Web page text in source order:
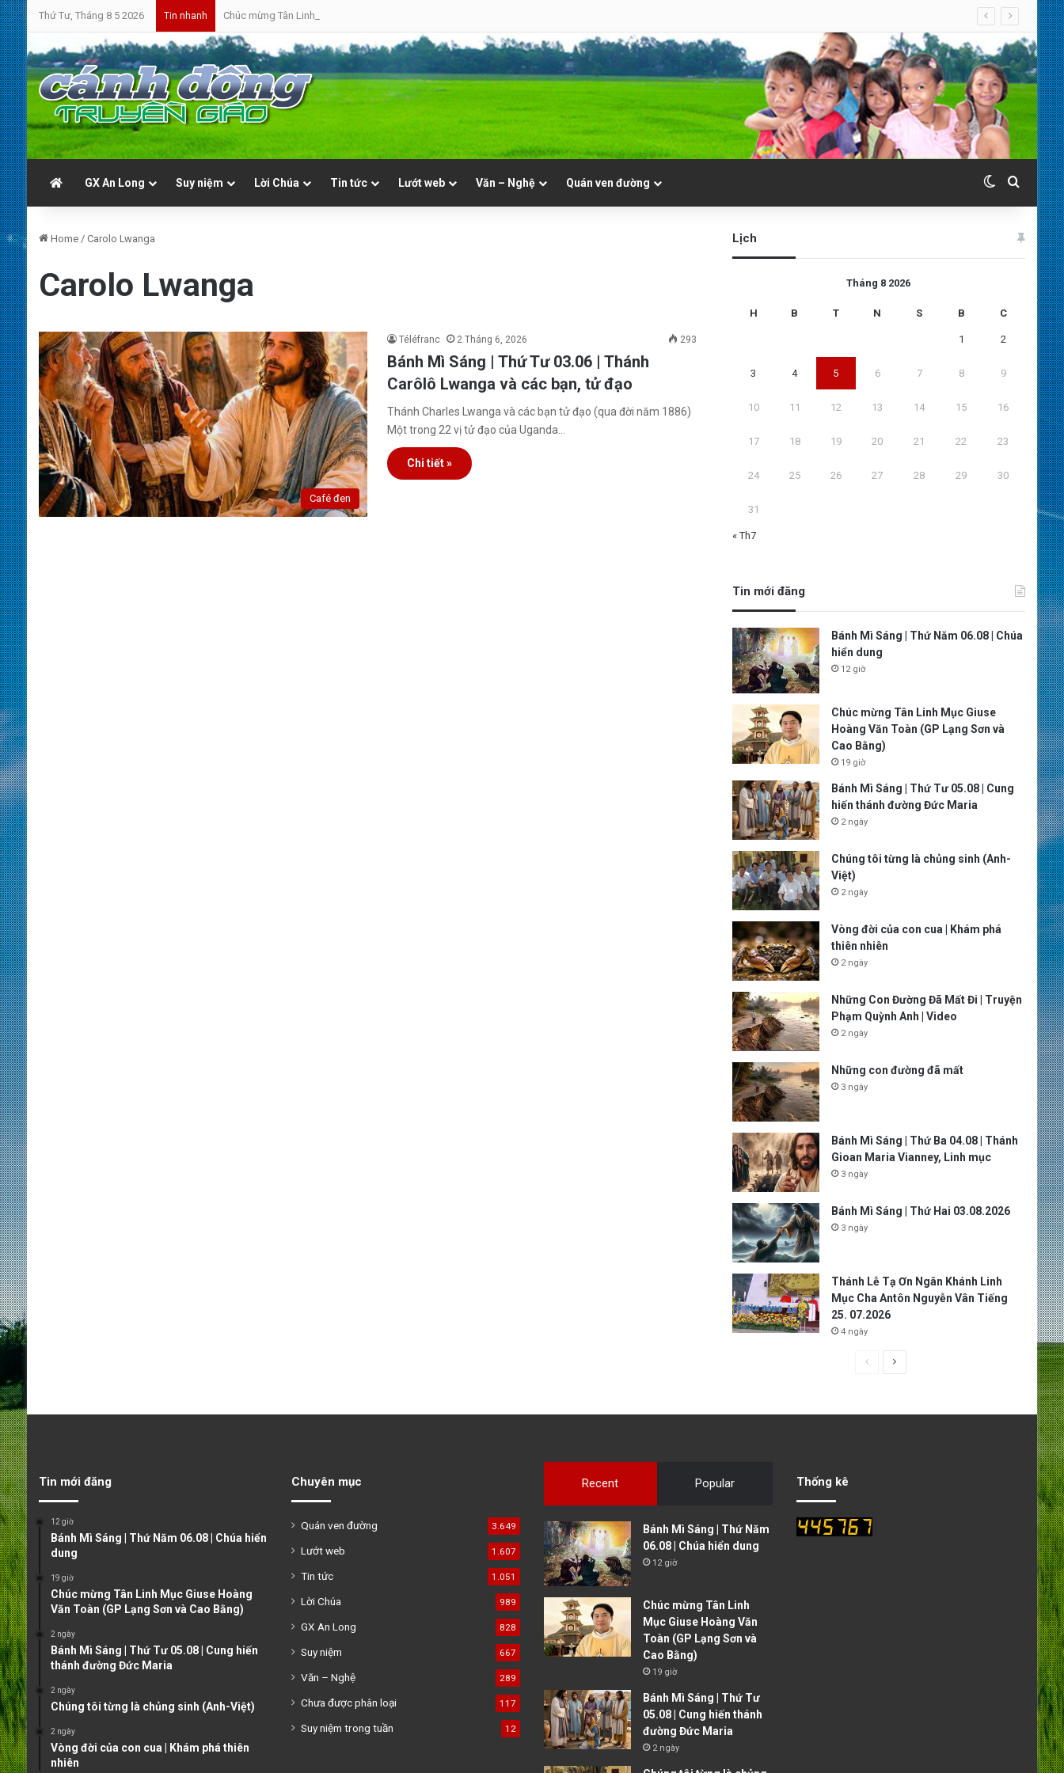
Thứ Tư, Tháng 8 5 2026 Tin nhanh Chúc mừng Tân Linh Mục Giuse Hoàng Văn Toàn (GP Lạng Sơn và Cao Bằng)
GX An Long Suy niệm Lời Chúa Tin tức Lướt web Văn – Nghệ Quán ven đường Switch skin
Search
Home / Carolo Lwanga
Carolo Lwanga
Café đen
Téléfranc 2 Tháng 6, 2026 293
Bánh Mì Sáng | Thứ Tư 03.06 | Thánh
Carôlô Lwanga và các bạn, tử đạo
Thánh Charles Lwanga và các bạn tử đạo (qua đời năm 1886)
Một trong 22 vị tử đạo của Uganda…
Chi tiết »
Lịch
Tháng 8 2026
H B T N S B C
1 2
3 4 5 6 7 8 9
10 11 12 13 14 15 16
17 18 19 20 21 22 23
24 25 26 27 28 29 30
31
« Th7
Tin mới đăng
Bánh Mì Sáng | Thứ Năm 06.08 | Chúa
hiển dung
12 giờ
Chúc mừng Tân Linh Mục Giuse
Hoàng Văn Toàn (GP Lạng Sơn và
Cao Bằng)
19 giờ
Bánh Mì Sáng | Thứ Tư 05.08 | Cung
hiến thánh đường Đức Maria
2 ngày
Chúng tôi từng là chủng sinh (Anh-
Việt)
2 ngày
Vòng đời của con cua | Khám phá
thiên nhiên
2 ngày
Những Con Đường Đã Mất Đi | Truyện
Phạm Quỳnh Anh | Video
2 ngày
Những con đường đã mất
3 ngày
Bánh Mì Sáng | Thứ Ba 04.08 | Thánh
Gioan Maria Vianney, Linh mục
3 ngày
Bánh Mì Sáng | Thứ Hai 03.08.2026
3 ngày
Thánh Lễ Tạ Ơn Ngân Khánh Linh
Mục Cha Antôn Nguyễn Vân Tiếng
25. 07.2026
4 ngày
s
p
Tin mới đăng
12 giờ
Bánh Mì Sáng | Thứ Năm 06.08 | Chúa hiển
dung
19 giờ
Chúc mừng Tân Linh Mục Giuse Hoàng
Văn Toàn (GP Lạng Sơn và Cao Bằng)
2 ngày
Bánh Mì Sáng | Thứ Tư 05.08 | Cung hiến
thánh đường Đức Maria
2 ngày
Chúng tôi từng là chủng sinh (Anh-Việt)
2 ngày
Vòng đời của con cua | Khám phá thiên
nhiên
Chuyên mục
Quán ven đường 3.649
Lướt web 1.607
Tin tức 1.051
Lời Chúa 989
GX An Long 828
Suy niệm 667
Văn – Nghệ 289
Chưa được phân loại 117
Suy niệm trong tuần 12
Recent Popular
Bánh Mì Sáng | Thứ Năm
06.08 | Chúa hiển dung
12 giờ
Chúc mừng Tân Linh
Mục Giuse Hoàng Văn
Toàn (GP Lạng Sơn và
Cao Bằng)
19 giờ
Bánh Mì Sáng | Thứ Tư
05.08 | Cung hiến thánh
đường Đức Maria
2 ngày
Thống kê